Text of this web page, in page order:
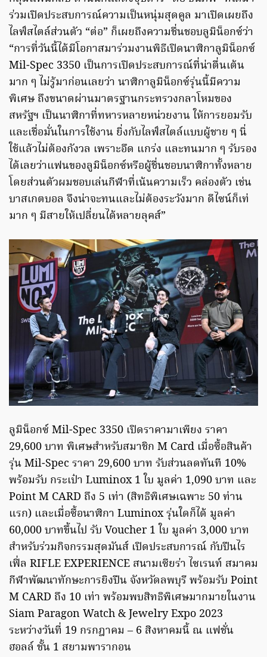
ร่วมเปิดประสบการณ์ความเป็นหนุ่มสุดคูล มาเปิดเผยถึง
ไลฟ์สไตล์ส่วนตัว “ต่อ” ก็เผยถึงความชื่นชอบลูมิน็อกซ์ว่า
“การที่วันนี้ได้มีโอกาสมาร่วมงานพิธีเปิดนาฬิกาลูมิน็อกซ์
Mil-Spec 3350 เป็นการเปิดประสบการณ์ที่น่าตื่นเต้น
มาก ๆ ไม่รู้มาก่อนเลยว่า นาฬิกาลูมิน็อกซ์รุ่นนี้มีความ
พิเศษ ถึงขนาดผ่านมาตรฐานกระทรวงกลาโหมของ
สหรัฐฯ เป็นนาฬิกาที่ทหารหลายหน่วยงาน ให้การยอมรับ
และเชื่อมั่นในการใช้งาน ยิ่งกับไลฟ์สไตล์แบบผู้ชาย ๆ นิ่
ใช้แล้วไม่ต้องกังวล เพราะอึด แกร่ง และทนมาก ๆ รับรอง
ได้เลยว่าแฟนของลูมิน็อกซ์หรือผู้ชื่นชอบนาฬิกาทั้งหลาย
โดยส่วนตัวผมชอบเล่นกีฬาที่เน้นความเร็ว คล่องตัว เช่น
บาสเกตบอล จึงน่าจะทนและไม่ต้องระวังมาก ดีไซน์ก็เท่
มาก ๆ มีสายให้เปลี่ยนได้หลายลุคส์”
ลูมิน็อกซ์ Mil-Spec 3350 เปิดราคามาเพียง ราคา
29,600 บาท พิเศษสำหรับสมาชิก M Card เมื่อซื้อสินค้า
รุ่น Mil-Spec ราคา 29,600 บาท รับส่วนลดทันที 10%
พร้อมรับ กระเป๋า Luminox 1 ใบ มูลค่า 1,090 บาท และ
Point M CARD ถึง 5 เท่า (สิทธิพิเศษเฉพาะ 50 ท่าน
แรก) และเมื่อซื้อนาฬิกา Luminox รุ่นใดก็ได้ มูลค่า
60,000 บาทขึ้นไป รับ Voucher 1 ใบ มูลค่า 3,000 บาท
สำหรับร่วมกิจกรรมสุดมันส์ เปิดประสบการณ์ กับปืนไร
เฟิ่ล RIFLE EXPERIENCE สนามเซียร่า ไซเรนท์ สมาคม
กีฬาพัฒนาทักษะการยิงปืน จังหวัดลพบุรี พร้อมรับ Point
M CARD ถึง 10 เท่า พร้อมพบสิทธิพิเศษมากมายในงาน
Siam Paragon Watch & Jewelry Expo 2023
ระหว่างวันที่ 19 กรกฎาคม – 6 สิงหาคมนี้ ณ แฟชั่น
ฮอลล์ ชั้น 1 สยามพารากอน